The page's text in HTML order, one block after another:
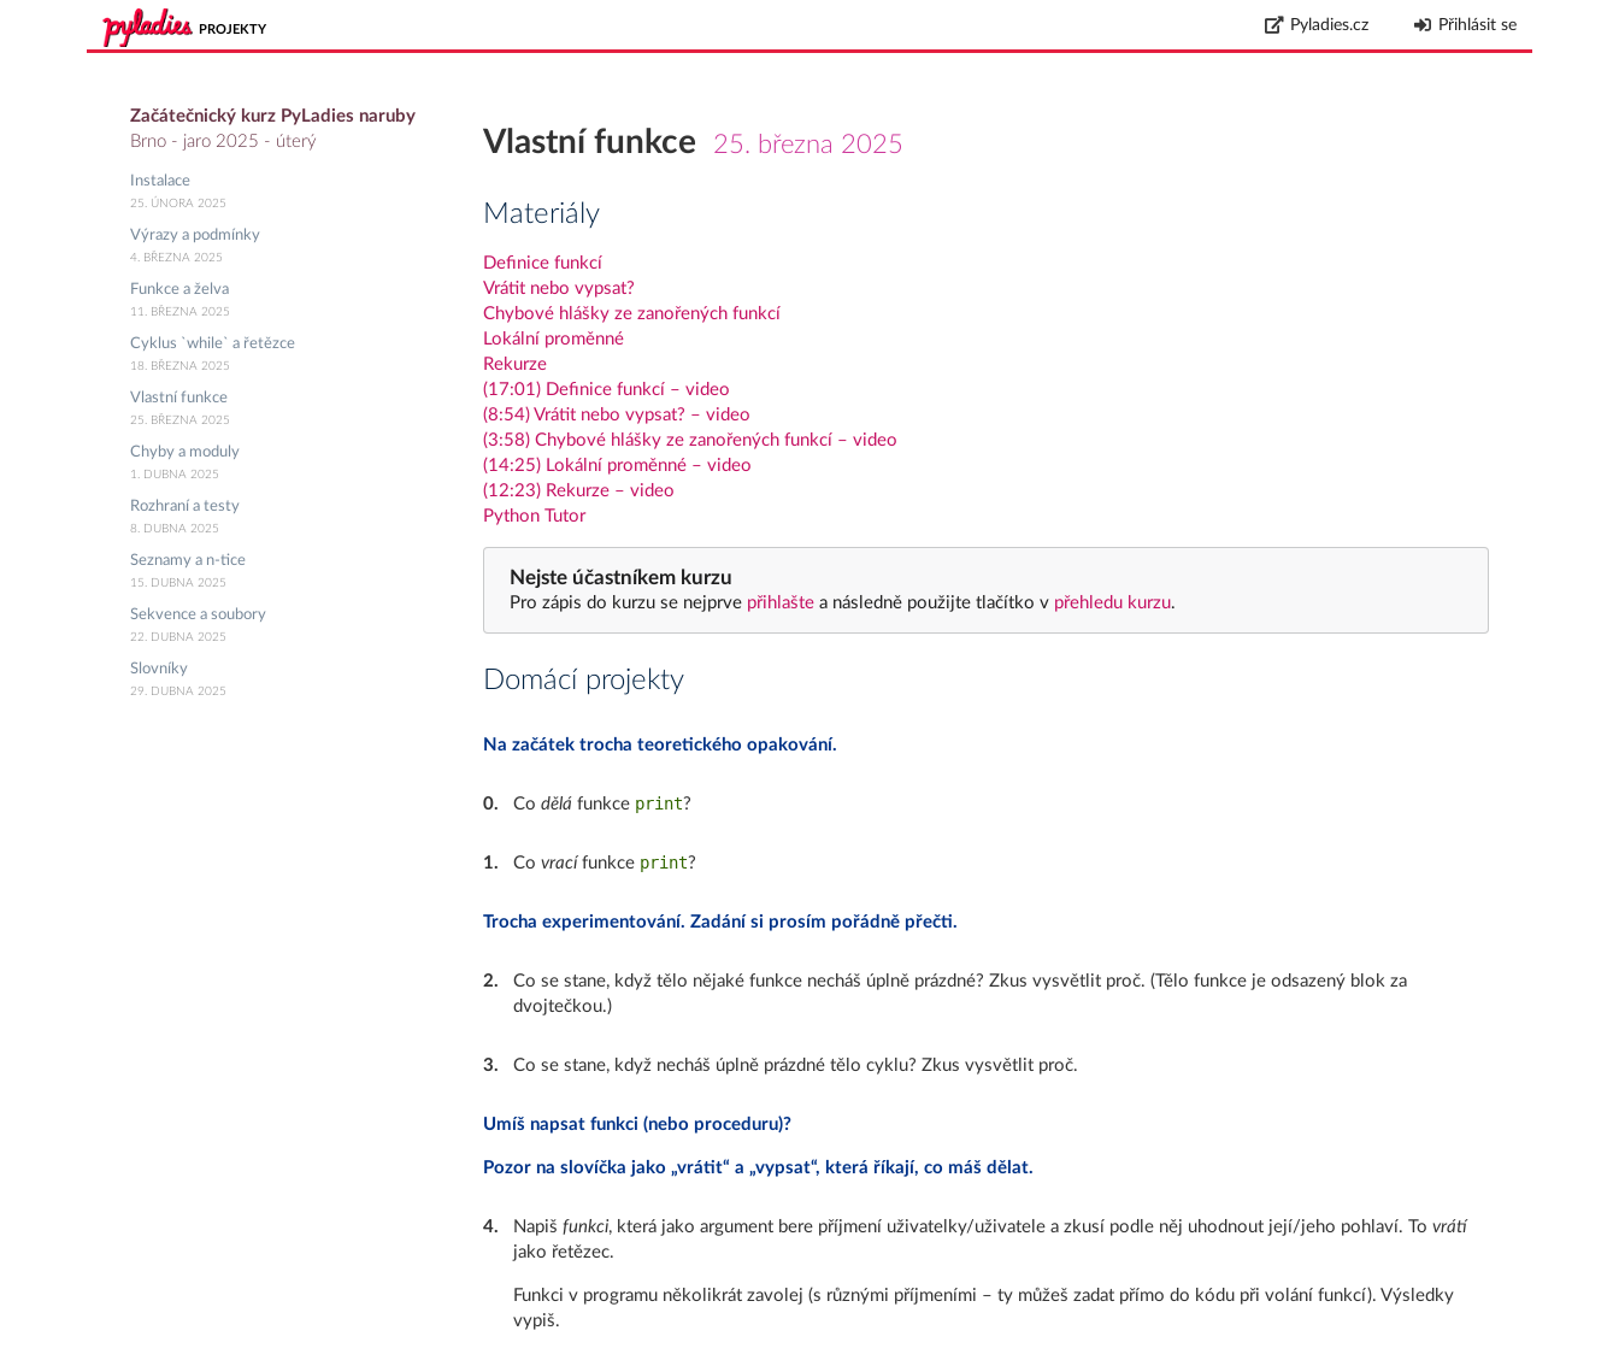
PROJEKTY Pyladies.cz Přihlásit se
Začátečnický kurz PyLadies naruby
Brno - jaro 2025 - úterý
Instalace
25. ÚNORA 2025
Výrazy a podmínky
4. BŘEZNA 2025
Funkce a želva
11. BŘEZNA 2025
Cyklus `while` a řetězce
18. BŘEZNA 2025
Vlastní funkce
25. BŘEZNA 2025
Chyby a moduly
1. DUBNA 2025
Rozhraní a testy
8. DUBNA 2025
Seznamy a n-tice
15. DUBNA 2025
Sekvence a soubory
22. DUBNA 2025
Slovníky
29. DUBNA 2025
Vlastní funkce 25. března 2025
Materiály
Definice funkcí
Vrátit nebo vypsat?
Chybové hlášky ze zanořených funkcí
Lokální proměnné
Rekurze
(17:01) Definice funkcí – video
(8:54) Vrátit nebo vypsat? – video
(3:58) Chybové hlášky ze zanořených funkcí – video
(14:25) Lokální proměnné – video
(12:23) Rekurze – video
Python Tutor
Nejste účastníkem kurzu
Pro zápis do kurzu se nejprve přihlašte a následně použijte tlačítko v přehledu kurzu.
Domácí projekty
Na začátek trocha teoretického opakování.
0. Co dělá funkce print?
1. Co vracífunkce print?
Trocha experimentování. Zadání si prosím pořádně přečti.
2.
Co se stane, když tělo nějaké funkce necháš úplně prázdné? Zkus vysvětlit proč. (Tělo funkce je odsazený blok za
dvojtečkou.)
3. Co se stane, když necháš úplně prázdné tělo cyklu? Zkus vysvětlit proč.
Umíš napsat funkci (nebo proceduru)?
Pozor na slovíčka jako „vrátit“ a „vypsat“, která říkají, co máš dělat.
4. Napiš funkci, která jako argument bere příjmení uživatelky/uživatele a zkusí podle něj uhodnout její/jeho pohlaví. To vrátí
jako řetězec.
Funkci v programu několikrát zavolej (s různými příjmeními – ty můžeš zadat přímo do kódu při volání funkcí). Výsledky
vypiš.